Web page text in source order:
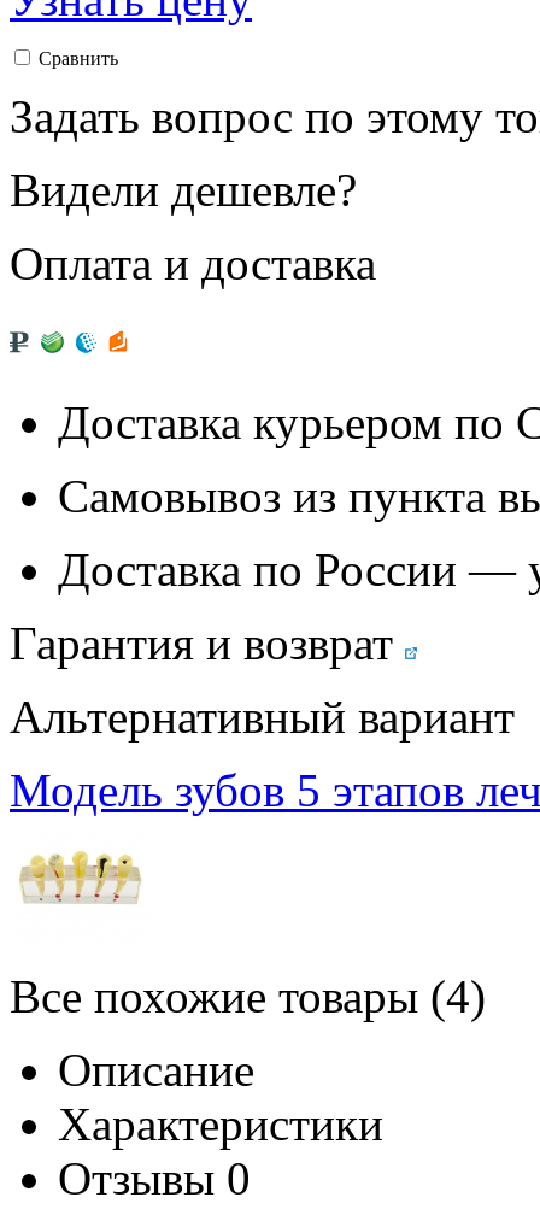
Сравнить
Задать вопрос по этому
Видели дешевле?
Оплата и доставка
Доставка курьером
Самовывоз из пункта
Доставка по России —
Гарантия и возврат
Альтернативный вариант
Модель зубов 5 этапов
Все похожие товары (4)
Описание
Характеристики
Отзывы 0